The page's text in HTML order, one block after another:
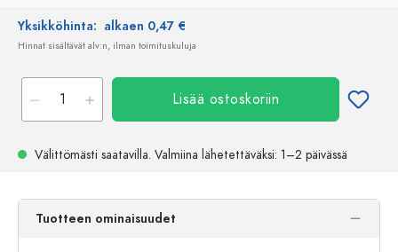
Yksikköhinta: alkaen 0,47 €
Hinnat sisältävät alv:n, ilman toimituskuluja
Lisää ostoskoriin
Välittömästi saatavilla. Valmiina lähetettäväksi: 1–2 päivässä
Tuotteen ominaisuudet